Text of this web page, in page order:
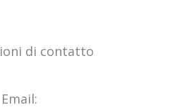
di contatto
Email: